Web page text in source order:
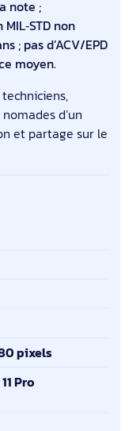
note ;
non
; pas d’ACV/EPD
moyen.
d’un
et partage sur le
pixels
Pro